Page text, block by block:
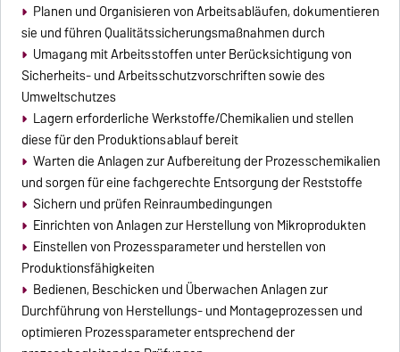
Planen und Organisieren von Arbeitsabläufen, dokumentieren
sie und führen Qualitätssicherungsmaßnahmen durch
Umagang mit Arbeitsstoffen unter Berücksichtigung von
Sicherheits- und Arbeitsschutzvorschriften sowie des
Umweltschutzes
Lagern erforderliche Werkstoffe/Chemikalien und stellen
diese für den Produktionsablauf bereit
Warten die Anlagen zur Aufbereitung der Prozesschemikalien
und sorgen für eine fachgerechte Entsorgung der Reststoffe
Sichern und prüfen Reinraumbedingungen
Einrichten von Anlagen zur Herstellung von Mikroprodukten
Einstellen von Prozessparameter und herstellen von
Produktionsfähigkeiten
Bedienen, Beschicken und Überwachen Anlagen zur
Durchführung von Herstellungs- und Montageprozessen und
optimieren Prozessparameter entsprechend der